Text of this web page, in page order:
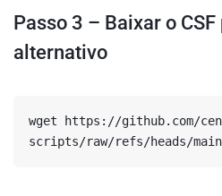
Passo 3 – Baixar o
alternativo
wget https://github.com/
scripts/raw/refs/heads/